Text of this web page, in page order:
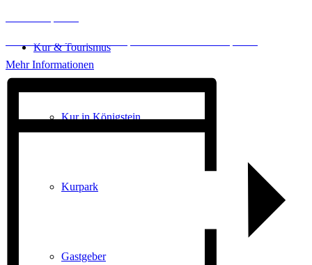
Kur & Tourismus
Kur in Königstein
Kurpark
Gastgeber
Erforderlichen Service akzeptieren und Inhalte entsperren
Mehr Informationen